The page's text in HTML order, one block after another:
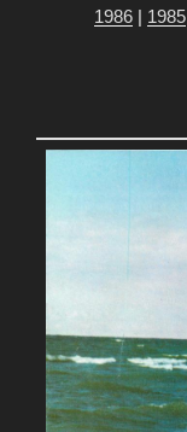
1985
1986